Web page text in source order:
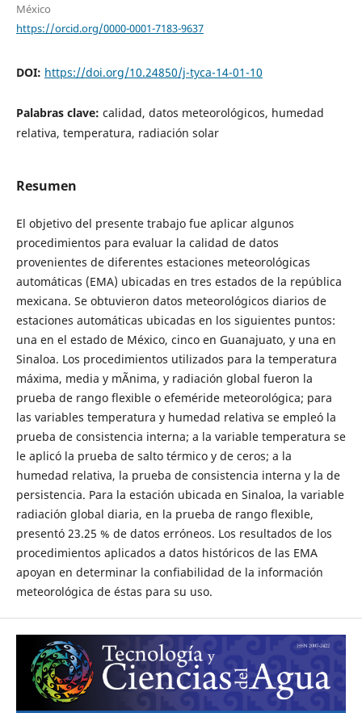
México
https://orcid.org/0000-0001-7183-9637
DOI: https://doi.org/10.24850/j-tyca-14-01-10
Palabras clave: calidad, datos meteorológicos, humedad
relativa, temperatura, radiación solar
Resumen
El objetivo del presente trabajo fue aplicar algunos
procedimientos para evaluar la calidad de datos
provenientes de diferentes estaciones meteorológicas
automáticas (EMA) ubicadas en tres estados de la república
mexicana. Se obtuvieron datos meteorológicos diarios de
estaciones automáticas ubicadas en los siguientes puntos:
una en el estado de México, cinco en Guanajuato, y una en
Sinaloa. Los procedimientos utilizados para la temperatura
máxima, media y mÃ­nima, y radiación global fueron la
prueba de rango flexible o efeméride meteorológica; para
las variables temperatura y humedad relativa se empleó la
prueba de consistencia interna; a la variable temperatura se
le aplicó la prueba de salto térmico y de ceros; a la
humedad relativa, la prueba de consistencia interna y la de
persistencia. Para la estación ubicada en Sinaloa, la variable
radiación global diaria, en la prueba de rango flexible,
presentó 23.25 % de datos erróneos. Los resultados de los
procedimientos aplicados a datos históricos de las EMA
apoyan en determinar la confiabilidad de la información
meteorológica de éstas para su uso.